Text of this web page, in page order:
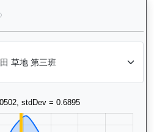
銀進（G266）— 完成時間標準差分析